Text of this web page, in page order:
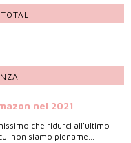
nel 2021
che ridurci all'ultimo
non siamo piename...